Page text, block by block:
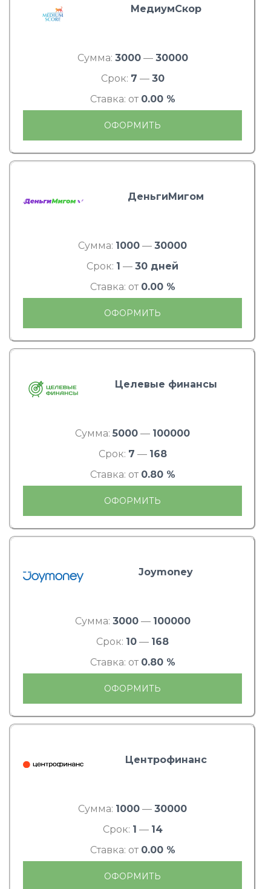
МедиумСкор
Сумма: 3000— 30000
Срок: 7 — 30
Ставка: от 0.00 %
ОФОРМИТЬ
ДеньгиМигом
Сумма: 1000 — 30000
Срок: 1 — 30 дней
Ставка: от 0.00 %
ОФОРМИТЬ
Целевые финансы
Сумма: 5000 — 100000
Срок: 7 — 168
Ставка: от 0.80 %
ОФОРМИТЬ
Joymoney
Сумма: 3000— 100000
Срок: 10 — 168
Ставка: от 0.80 %
ОФОРМИТЬ
Центрофинанс
Сумма: 1000 — 30000
Срок: 1 — 14
Ставка: от 0.00 %
ОФОРМИТЬ